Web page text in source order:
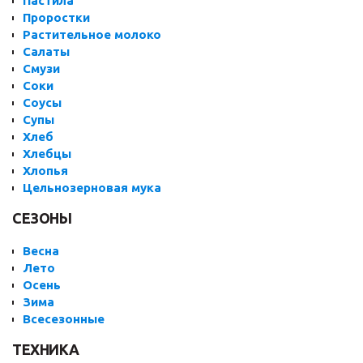
Проростки
Растительное молоко
Салаты
Смузи
Соки
Соусы
Супы
Хлеб
Хлебцы
Хлопья
Цельнозерновая мука
СЕЗОНЫ
Весна
Лето
Осень
Зима
Всесезонные
ТЕХНИКА